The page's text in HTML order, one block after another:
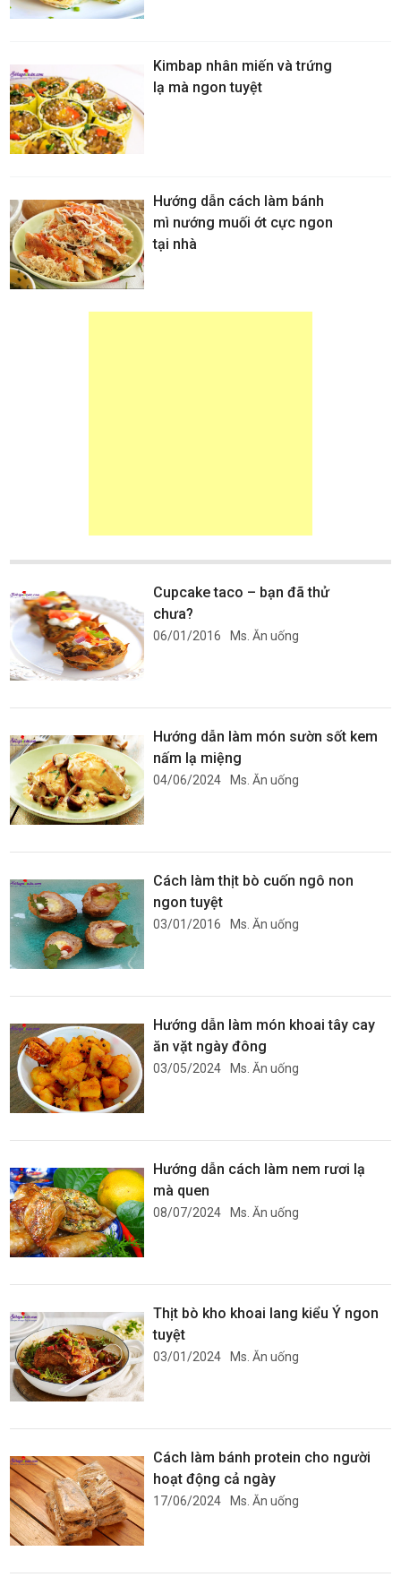
Kimbap nhân miến và trứng
lạ mà ngon tuyệt
Hướng dẫn cách làm bánh
mì nướng muối ớt cực ngon
tại nhà
Cupcake taco – bạn đã thử
chưa?
06/01/2016 Ms. Ăn uống
Hướng dẫn làm món sườn sốt kem
nấm lạ miệng
04/06/2024 Ms. Ăn uống
Cách làm thịt bò cuốn ngô non
ngon tuyệt
03/01/2016 Ms. Ăn uống
Hướng dẫn làm món khoai tây cay
ăn vặt ngày đông
03/05/2024 Ms. Ăn uống
Hướng dẫn cách làm nem rươi lạ
mà quen
08/07/2024 Ms. Ăn uống
Thịt bò kho khoai lang kiểu Ý ngon
tuyệt
03/01/2024 Ms. Ăn uống
Cách làm bánh protein cho người
hoạt động cả ngày
17/06/2024 Ms. Ăn uống